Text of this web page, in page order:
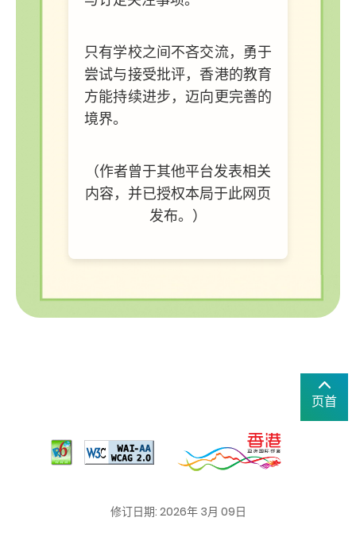
只有学校之间不吝交流，勇于
尝试与接受批评，香港的教育
方能持续进步，迈向更完善的
境界。
（作者曾于其他平台发表相关
内容，并已授权本局于此网页
发布。）
页首
修订日期: 2026年 3月 09日